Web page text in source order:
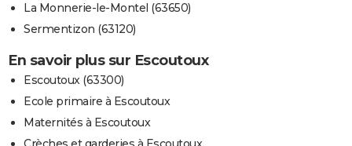
La Monnerie-le-Montel (63650)
Sermentizon (63120)
En savoir plus sur Escoutoux
Escoutoux (63300)
Ecole primaire à Escoutoux
Maternités à Escoutoux